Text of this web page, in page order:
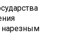
нарезным